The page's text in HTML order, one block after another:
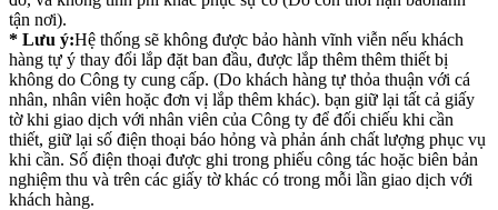
tận nơi).
* Lưu ý:Hệ thống sẽ không được bảo hành vĩnh viễn nếu khách
hàng tự ý thay đổi lắp đặt ban đầu, được lắp thêm thêm thiết bị
không do Công ty cung cấp. (Do khách hàng tự thỏa thuận với cá
nhân, nhân viên hoặc đơn vị lắp thêm khác). bạn giữ lại tất cả giấy
tờ khi giao dịch với nhân viên của Công ty để đối chiếu khi cần
thiết, giữ lại số điện thoại báo hỏng và phản ánh chất lượng phục vụ
khi cần. Số điện thoại được ghi trong phiếu công tác hoặc biên bản
nghiệm thu và trên các giấy tờ khác có trong mỗi lần giao dịch với
khách hàng.